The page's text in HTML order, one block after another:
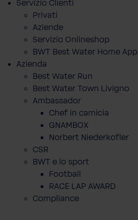
Servizio Clienti
Privati
Aziende
Servizio Onlineshop
BWT Best Water Home App
Azienda
Best Water Run
Best Water Town Livigno
Ambassador
Chef in camicia
GNAMBOX
Norbert Niederkofler
CSR
BWT e lo sport
Football
RACE LAP AWARD
Compliance